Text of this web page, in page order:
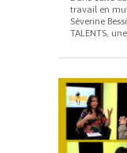
travail en
Séverine
TALENTS,